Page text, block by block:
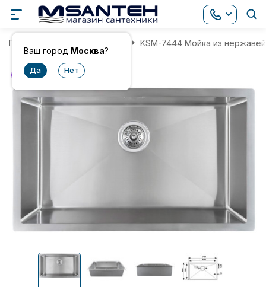
Ваш город Москва?
Главная KSM-7444 Мойка из
хит